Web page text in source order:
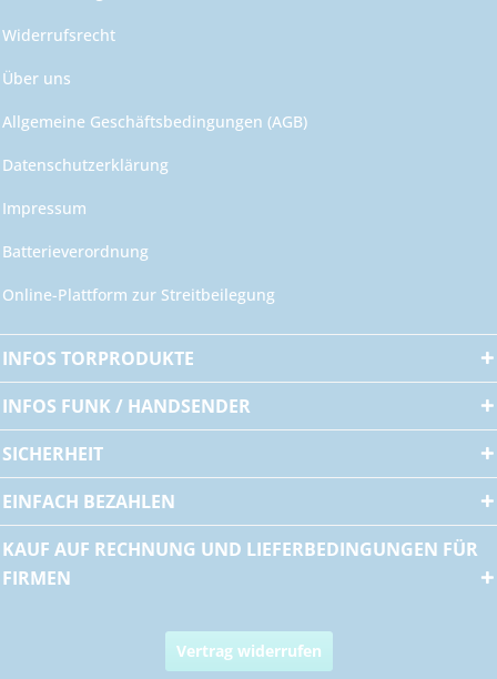
Widerrufsrecht
Über uns
Allgemeine Geschäftsbedingungen (AGB)
Datenschutzerklärung
Impressum
Batterieverordnung
Online-Plattform zur Streitbeilegung
INFOS TORPRODUKTE
INFOS FUNK / HANDSENDER
SICHERHEIT
EINFACH BEZAHLEN
KAUF AUF RECHNUNG UND LIEFERBEDINGUNGEN FÜR
FIRMEN
Vertrag widerrufen